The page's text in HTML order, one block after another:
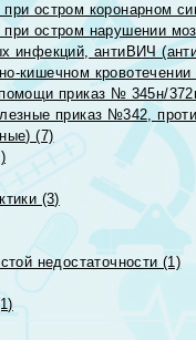
остром коронарном
остром нарушении
инфекций, антиВИЧ
кишечном кровотечении
приказ № 345н/
приказ №342,
(7)
(3)
недостаточности (1)